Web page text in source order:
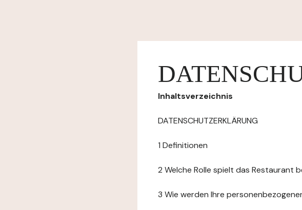
Inhaltsverzeichnis
DATENSCHUTZERKLÄRUNG
1 Definitionen
2 Welche Rolle spielt das Restaurant
3 Wie werden Ihre